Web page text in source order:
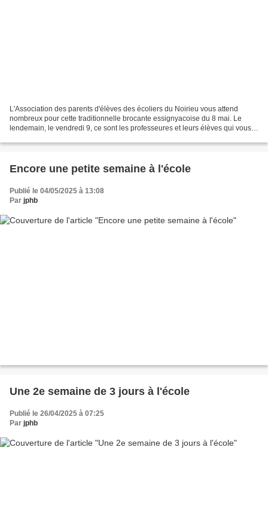
L'Association des parents d'élèves des écoliers du Noirieu vous attend
nombreux pour cette traditionnelle brocante essignyacoise du 8 mai. Le
lendemain, le vendredi 9, ce sont les professeures et leurs élèves qui vous
Encore une petite semaine à l'école
Publié le 04/05/2025 à 13:08
Par jphb
Une 2e semaine de 3 jours à l'école
Publié le 26/04/2025 à 07:25
Par jphb